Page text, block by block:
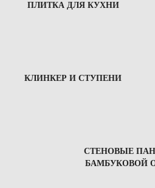
ПЛИТКА ДЛЯ КУХНИ
КЛИНКЕР И СТУПЕНИ
СТЕНОВЫЕ
БАМБУКОВОЙ